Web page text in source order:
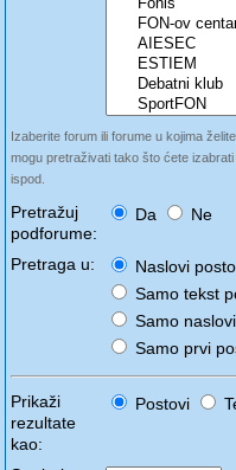
Izaberite forum ili forume u kojima
mogu pretraživati tako što ćete
ispod.
Pretražuj
podforume:
Da Ne
Pretraga u:
Naslovi
Samo tekst
Samo
Samo prvi
Prikaži
rezultate
kao:
Postovi